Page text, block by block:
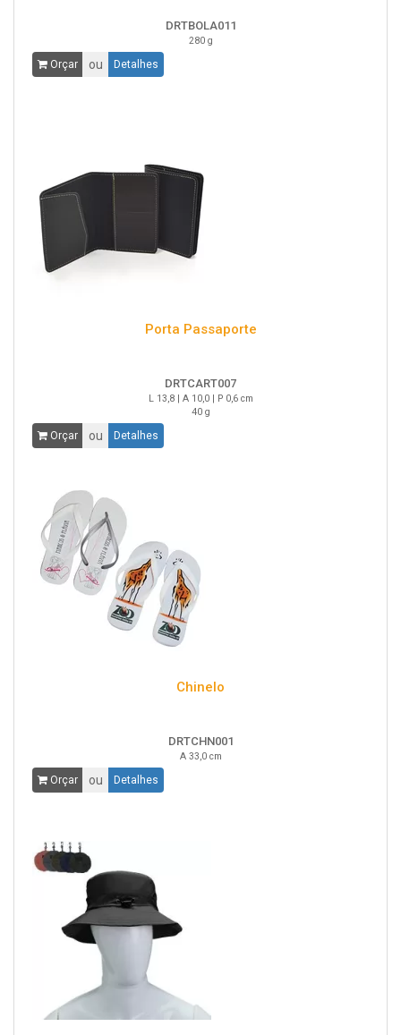
DRTBOLA011
280 g
Orçar ou Detalhes
Porta Passaporte
DRTCART007
L 13,8 | A 10,0 | P 0,6 cm
40 g
Orçar ou Detalhes
Chinelo
DRTCHN001
A 33,0 cm
Orçar ou Detalhes